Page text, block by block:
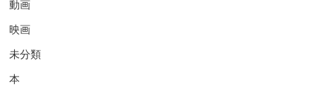
動画
映画
未分類
本